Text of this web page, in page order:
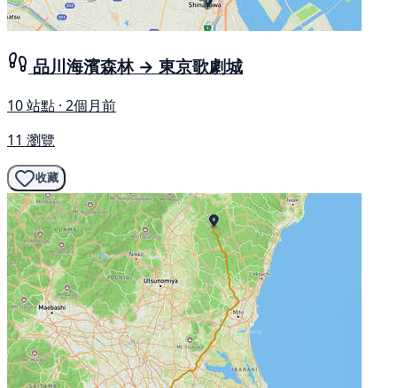
品川海濱森林 → 東京歌劇城
10 站點 · 2個月前
11 瀏覽
收藏